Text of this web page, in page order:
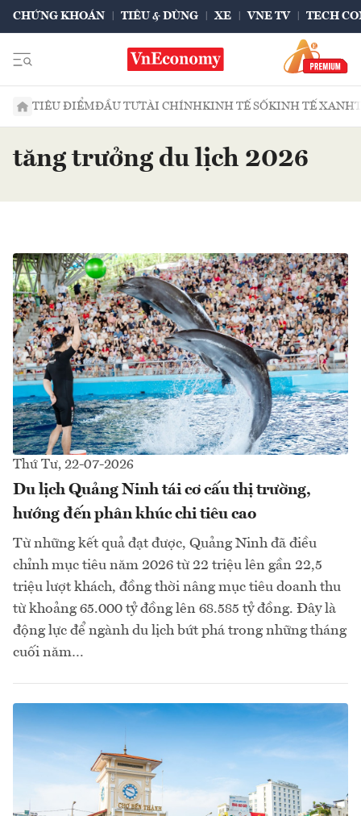
CHỨNG KHOÁN TIÊU & DÙNG XE VNE TV TECH
TIÊU ĐIỂMĐẦU TƯTÀI CHÍNHKINH TẾ SỐKINH TẾ XANH
tăng trưởng du lịch 2026
Thứ Tư, 22-07-2026
Du lịch Quảng Ninh tái cơ cấu thị trường,
hướng đến phân khúc chi tiêu cao
Từ những kết quả đạt được, Quảng Ninh đã điều
chỉnh mục tiêu năm 2026 từ 22 triệu lên gần 22,5
triệu lượt khách, đồng thời nâng mục tiêu doanh thu
từ khoảng 65.000 tỷ đồng lên 68.585 tỷ đồng. Đây là
động lực để ngành du lịch bứt phá trong những tháng
cuối năm…